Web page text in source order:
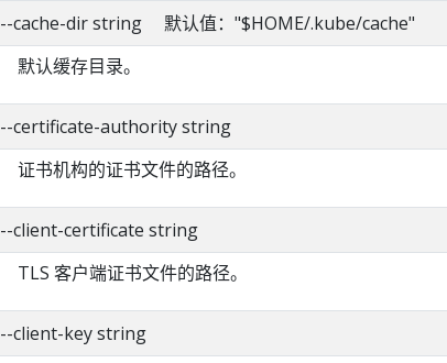
--cache-dir string 默认值："$HOME/.kube/cache"
默认缓存目录。
--certificate-authority string
证书机构的证书文件的路径。
--client-certificate string
TLS 客户端证书文件的路径。
--client-key string